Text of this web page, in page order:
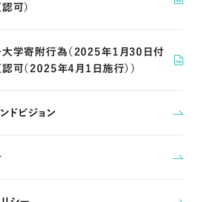
可）
学寄附行為（2025年1月30日付
可（2025年4月1日施行））
ドビジョン